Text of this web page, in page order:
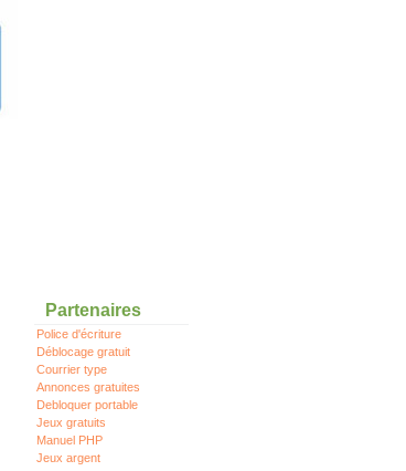
Partenaires
Police d'écriture
Déblocage gratuit
Courrier type
Annonces gratuites
Debloquer portable
Jeux gratuits
Manuel PHP
Jeux argent